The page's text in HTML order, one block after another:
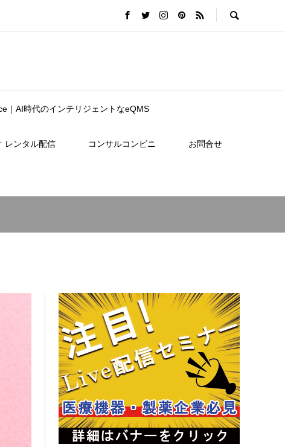
｜AI時代のインテリジェントなeQMS
レンタル配信 コンサルコンビニ お問合せ